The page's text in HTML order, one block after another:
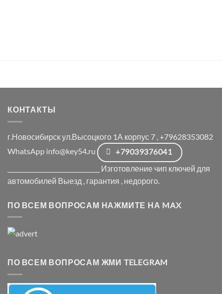
КОНТАКТЫ
г.Новосибирск ул.Высоцкого 1А корпус 7 , +79628353082
WhatsApp info@key54.ru
+79039376041
_______________________________ Изготовление чип ключей для
автомобилей Выезд , гарантия , недорого.
ПО ВСЕМ ВОПРОСАМ НАЖМИТЕ НА MAX
ПО ВСЕМ ВОПРОСАМ ЖМИ TELEGRAM